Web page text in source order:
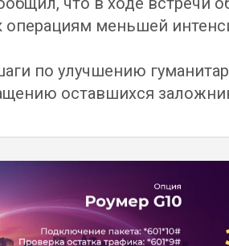
операциям меньшей
по улучшению
оставшихся